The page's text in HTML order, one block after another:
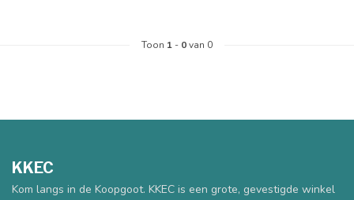
Toon 1 - 0van 0
KKEC
Kom langs in de Koopgoot. KKEC is een grote, gevestigde winkel